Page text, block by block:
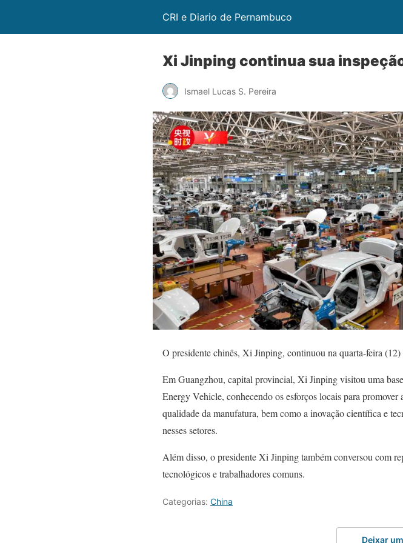
CRI e Diario de Pernambuco
Xi Jinping continua sua
Ismael Lucas S. Pereira
O presidente chinês, Xi Jinping, continuou na quarta-feira
Em Guangzhou, capital provincial, Xi Jinping visitou uma
Energy Vehicle, conhecendo os esforços locais para
qualidade da manufatura, bem como a inovação científica e
nesses setores.
Além disso, o presidente Xi Jinping também conversou com
tecnológicos e trabalhadores comuns.
Categorias: China
Deixar